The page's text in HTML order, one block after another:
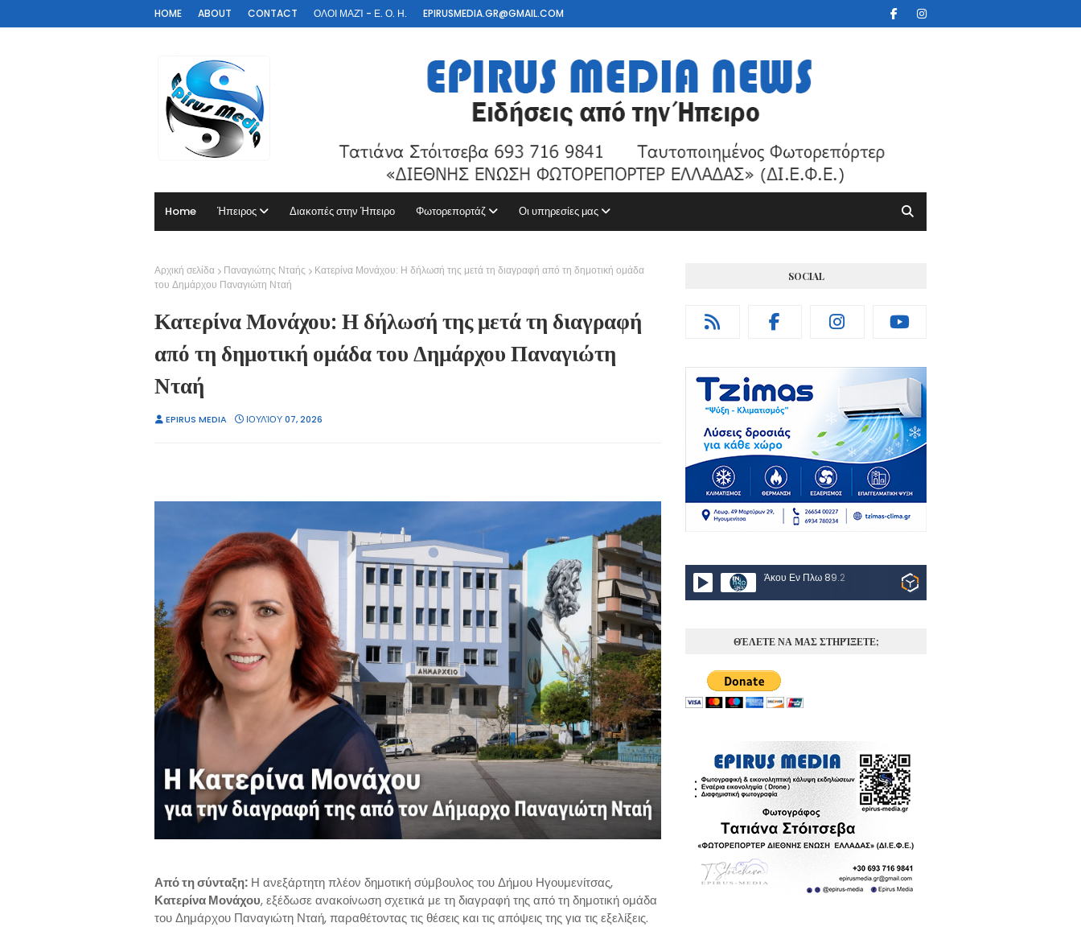
HOME ABOUT CONTACT ΟΛΟΙ ΜΑΖΊ - Ε. Ο. Η. EPIRUSMEDIA.GR@GMAIL.COM
Home Ήπειρος Διακοπές στην Ήπειρο Φωτορεπορτάζ Οι υπηρεσίες μας
Αρχική σελίδα Παναγιώτης Νταής
Κατερίνα Μονάχου: Η δήλωσή της μετά τη διαγραφή από τη δημοτική ομάδα
του Δημάρχου Παναγιώτη Νταή
Κατερίνα Μονάχου: Η δήλωσή της μετά τη διαγραφή
από τη δημοτική ομάδα του Δημάρχου Παναγιώτη
Νταή
EPIRUS MEDIA ΙΟΥΛΊΟΥ 07, 2026
Από τη σύνταξη: Η ανεξάρτητη πλέον δημοτική σύμβουλος του Δήμου Ηγουμενίτσας,
Κατερίνα Μονάχου, εξέδωσε ανακοίνωση σχετικά με τη διαγραφή της από τη δημοτική ομάδα
του Δημάρχου Παναγιώτη Νταή, παραθέτοντας τις θέσεις και τις απόψεις της για τις εξελίξεις.
SOCIAL
Άκου Εν Πλω 89.2
ΘΈΛΕΤΕ ΝΑ ΜΑΣ ΣΤΗΡΊΞΕΤΕ;